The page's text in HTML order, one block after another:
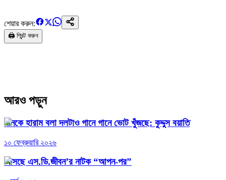
শেয়ার করুন:
🖨️ প্রিন্ট করুন
আরও পড়ুন
গানকে হারাম বলা দলটাও গানে গানে ভোট খুঁজছে: কুদ্দুস বয়াতি
১০ ফেব্রুয়ারি ২০২৬
আসছে এস.ডি.জীবন’র নাটক “আপন-পর”